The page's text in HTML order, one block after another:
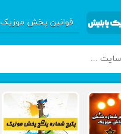
قوانین پخش موزیک